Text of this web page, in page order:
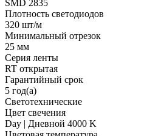
SMD 2835
Плотность светодиодов
320 шт/м
Минимальный отрезок
25 мм
Серия ленты
RT открытая
Гарантийный срок
5 год(а)
Светотехнические
Цвет свечения
Day | Дневной 4000 K